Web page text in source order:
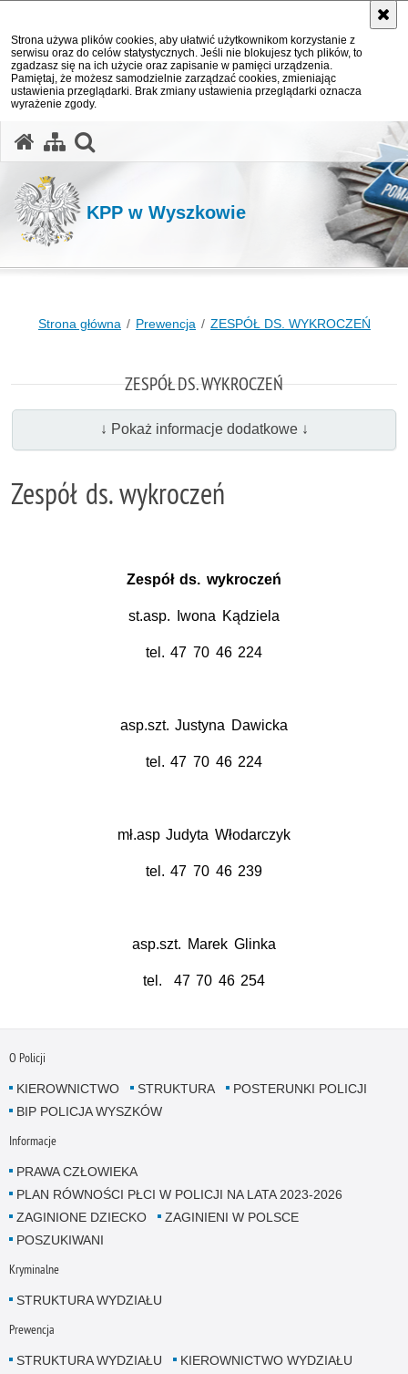
Strona używa plików cookies, aby ułatwić użytkownikom korzystanie z
serwisu oraz do celów statystycznych. Jeśli nie blokujesz tych plików, to
zgadzasz się na ich użycie oraz zapisanie w pamięci urządzenia.
Pamiętaj, że możesz samodzielnie zarządzać cookies, zmieniając
ustawienia przeglądarki. Brak zmiany ustawienia przeglądarki oznacza
wyrażenie zgody.
KPP w Wyszkowie
Strona główna Prewencja ZESPÓŁ DS. WYKROCZEŃ
ZESPÓŁ DS. WYKROCZEŃ
↓ Pokaż informacje dodatkowe ↓
Zespół ds. wykroczeń
Zespół ds. wykroczeń
st.asp. Iwona Kądziela
tel. 47 70 46 224
asp.szt. Justyna Dawicka
tel. 47 70 46 224
mł.asp Judyta Włodarczyk
tel. 47 70 46 239
asp.szt. Marek Glinka
tel. 47 70 46 254
O Policji
KIEROWNICTWO STRUKTURA
POSTERUNKI POLICJI
BIP POLICJA WYSZKÓW
Informacje
PRAWA CZŁOWIEKA
PLAN RÓWNOŚCI PŁCI W POLICJI NA LATA 2023-2026
ZAGINIONE DZIECKO
ZAGINIENI W POLSCE
POSZUKIWANI
Kryminalne
STRUKTURA WYDZIAŁU
Prewencja
STRUKTURA WYDZIAŁU
KIEROWNICTWO WYDZIAŁU